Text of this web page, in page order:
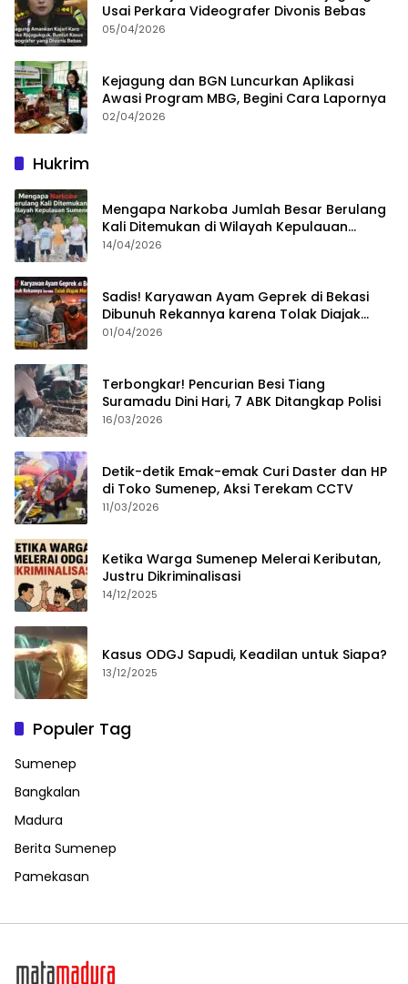
Usai Perkara Videografer Divonis Bebas
05/04/2026
Kejagung dan BGN Luncurkan Aplikasi
Awasi Program MBG, Begini Cara Lapornya
02/04/2026
Hukrim
Mengapa Narkoba Jumlah Besar Berulang
Kali Ditemukan di Wilayah Kepulauan
Sumenep?
14/04/2026
Sadis! Karyawan Ayam Geprek di Bekasi
Dibunuh Rekannya karena Tolak Diajak
Merampok Majikan
01/04/2026
Terbongkar! Pencurian Besi Tiang
Suramadu Dini Hari, 7 ABK Ditangkap Polisi
16/03/2026
Detik-detik Emak-emak Curi Daster dan HP
di Toko Sumenep, Aksi Terekam CCTV
11/03/2026
Ketika Warga Sumenep Melerai Keributan,
Justru Dikriminalisasi
14/12/2025
Kasus ODGJ Sapudi, Keadilan untuk Siapa?
13/12/2025
Populer Tag
Sumenep
Bangkalan
Madura
Berita Sumenep
Pamekasan